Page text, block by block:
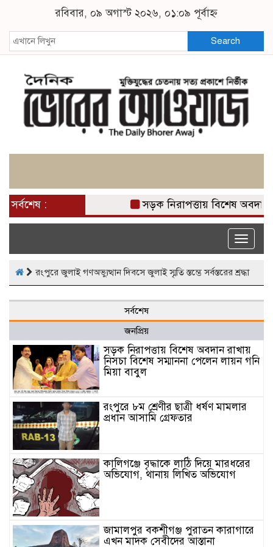
রবিবার, ০৯ অগাস্ট ২০২৬, ০১:০৯ পূর্বাহ্ন
Search
সর্বশেষ : সড়ক নিরাপত্তায় বিশেষ অবদান
Toggle
‎রংপুরে জুলাই গণঅভ্যুত্থান দিবসে জুলাই স্মৃতি স্তম্ভে সর্বস্তরের শ্রদ্ধা
সর্বশেষ
জনপ্রিয়
সড়ক নিরাপত্তায় বিশেষ অবদান রাখায়
নিসচা বিশেষ সম্মাননা পেলেন লায়ন গনি
মিয়া বাবুল
রংপুরে ৮ম শ্রেণীর ছাত্রী ধর্ষণ মামলার
প্রধান আসামি গ্রেফতার
কালিগঞ্জে বৃদ্ধাকে লাঠি দিয়ে মারধরের
অভিযোগ, থানায় লিখিত অভিযোগ
জামালপুর বকশীগঞ্জ পুরাতন কারাগারে
এখন মাদক সেবীদের আস্তানা